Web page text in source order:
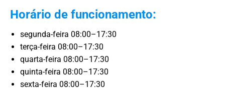
Horário de funcionamento:
segunda-feira 08:00–17:30
terça-feira 08:00–17:30
quarta-feira 08:00–17:30
quinta-feira 08:00–17:30
sexta-feira 08:00–17:30